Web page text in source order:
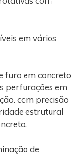
em vários
furo em concreto
perfurações em
com precisão
estrutural
de